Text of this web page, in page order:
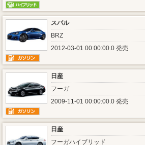
スバル
BRZ
2012-03-01 00:00:00.0 発売
日産
フーガ
2009-11-01 00:00:00.0 発売
日産
フーガハイブリッド